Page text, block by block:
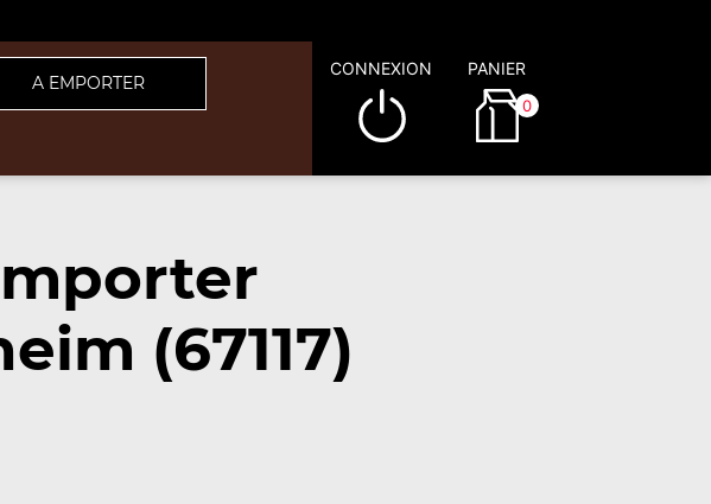
A EMPORTER
CONNEXION PANIER
0
(67117)